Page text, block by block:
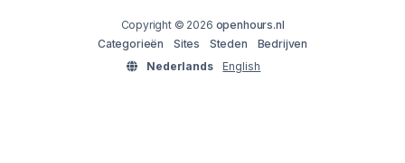
Copyright © 2026 openhours.nl
Categorieën
Sites Steden
Bedrijven
Nederlands
English